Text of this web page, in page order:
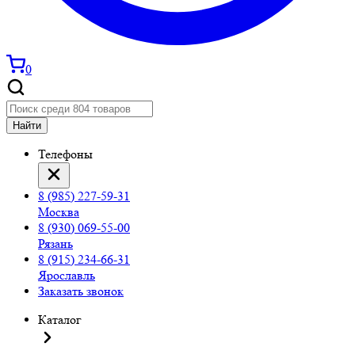
0
Найти
Телефоны
8 (985) 227-59-31
Москва
8 (930) 069-55-00
Рязань
8 (915) 234-66-31
Ярославль
Заказать звонок
Каталог